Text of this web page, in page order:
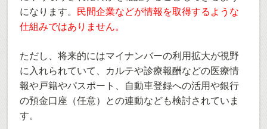
になります。 民間企業などが情報を取得するような
仕組みではありません。
ただし、将来的にはマイナンバーの利用拡大が視野
に入れられていて、カルテや診療報酬などの医療情
報や戸籍やパスポート、自動車登録への活用や銀行
の預金口座（任意）との連動なども検討されていま
す。